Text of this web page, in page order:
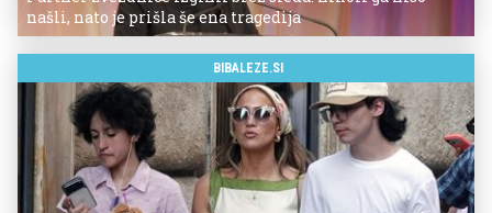
našli, nato je prišla še ena tragedija
BIBALEZE.SI